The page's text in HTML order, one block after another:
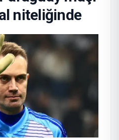
niteliğinde